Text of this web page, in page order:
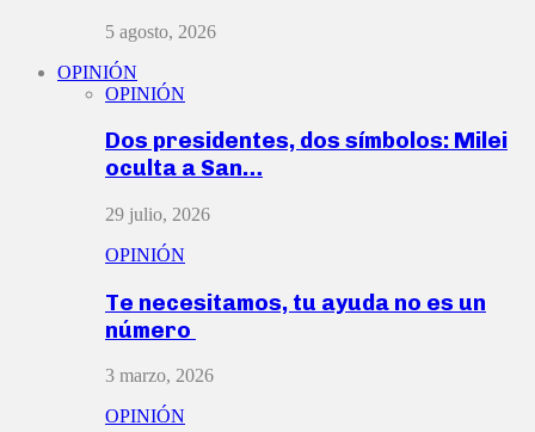
5 agosto, 2026
OPINIÓN
OPINIÓN
Dos presidentes, dos símbolos: Milei
oculta a San…
29 julio, 2026
OPINIÓN
Te necesitamos, tu ayuda no es un
número
3 marzo, 2026
OPINIÓN